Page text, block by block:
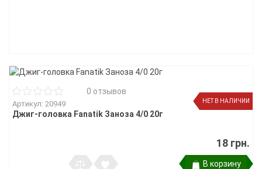
НЕТ В НАЛИЧИИ
0 отзывов
Артикул: 20949
Джиг-головка Fanatik Заноза 4/0 20г
18 грн.
В корзину